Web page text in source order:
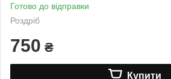
Готово до відправки
Роздріб
750 ₴
Купити